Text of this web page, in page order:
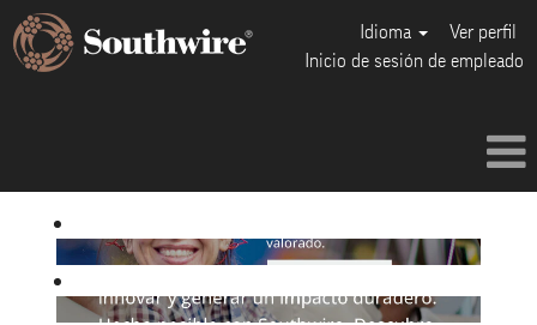
Idioma
Ver perfil
Inicio de sesión de empleado